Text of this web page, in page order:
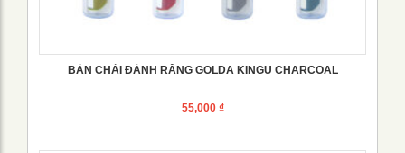
BÀN CHẢI ĐÁNH RĂNG GOLDA KINGU CHARCOAL
55,000 ₫